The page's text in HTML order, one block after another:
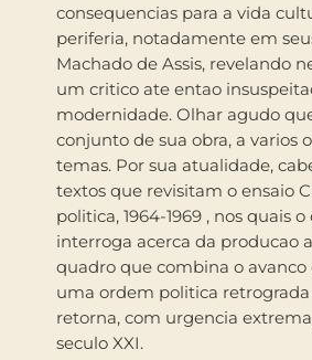
consequencias para a vida
periferia, notadamente em
Machado de Assis, revelando
um critico ate entao
modernidade. Olhar agudo
conjunto de sua obra, a varios
temas. Por sua atualidade,
textos que revisitam o ensaio Cultura e
politica, 1964-1969 , nos quais
interroga acerca da producao
quadro que combina o avanco
uma ordem politica retrograda questao que
retorna, com urgencia
seculo XXI.